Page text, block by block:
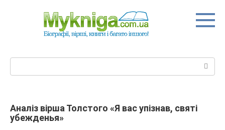
Аналіз вірша Толстого «Я вас упізнав, святі
убежденья»